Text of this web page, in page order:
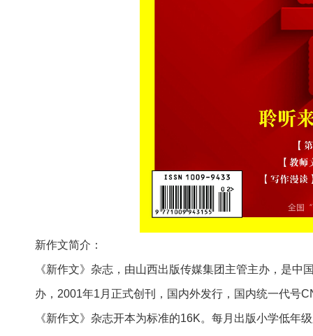
新作文简介：
《新作文》杂志，由山西出版传媒集团主管主办，是
办，2001年1月正式创刊，国内外发行，国内统一代
《新作文》杂志开本为标准的16K。每月出版小学低年